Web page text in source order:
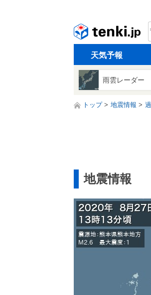
天気予報
雨雲レーダー
トップ 地震情報
地震情報